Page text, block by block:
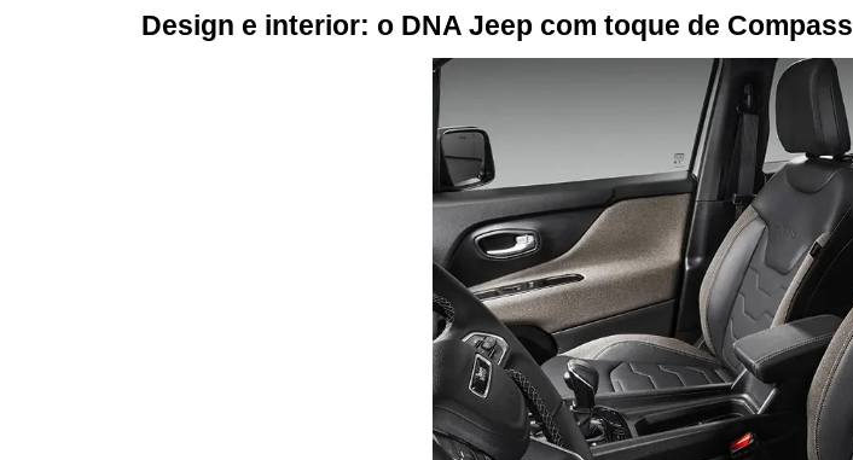
Design e interior: o DNA Jeep com toque de Compass